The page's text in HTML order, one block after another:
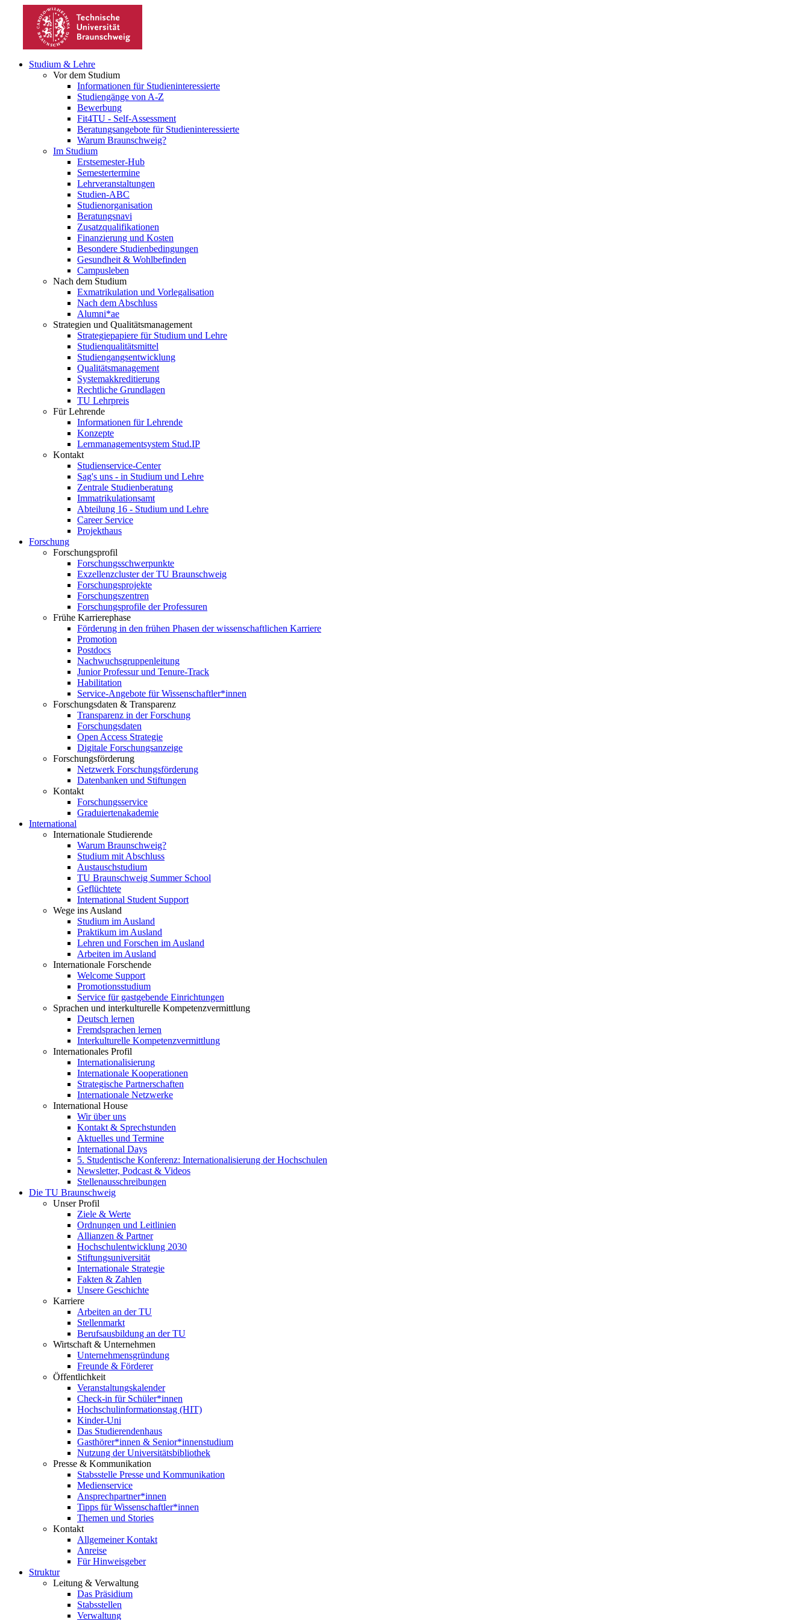
Studium & Lehre
Vor dem Studium
Informationen für Studieninteressierte
Studiengänge von A-Z
Bewerbung
Fit4TU - Self-Assessment
Beratungsangebote für Studieninteressierte
Warum Braunschweig?
Im Studium
Erstsemester-Hub
Semestertermine
Lehrveranstaltungen
Studien-ABC
Studienorganisation
Beratungsnavi
Zusatzqualifikationen
Finanzierung und Kosten
Besondere Studienbedingungen
Gesundheit & Wohlbefinden
Campusleben
Nach dem Studium
Exmatrikulation und Vorlegalisation
Nach dem Abschluss
Alumni*ae
Strategien und Qualitätsmanagement
Strategiepapiere für Studium und Lehre
Studienqualitätsmittel
Studiengangsentwicklung
Qualitätsmanagement
Systemakkreditierung
Rechtliche Grundlagen
TU Lehrpreis
Für Lehrende
Informationen für Lehrende
Konzepte
Lernmanagementsystem Stud.IP
Kontakt
Studienservice-Center
Sag's uns - in Studium und Lehre
Zentrale Studienberatung
Immatrikulationsamt
Abteilung 16 - Studium und Lehre
Career Service
Projekthaus
Forschung
Forschungsprofil
Forschungsschwerpunkte
Exzellenzcluster der TU Braunschweig
Forschungsprojekte
Forschungszentren
Forschungsprofile der Professuren
Frühe Karrierephase
Förderung in den frühen Phasen der wissenschaftlichen Karriere
Promotion
Postdocs
Nachwuchsgruppenleitung
Junior Professur und Tenure-Track
Habilitation
Service-Angebote für Wissenschaftler*innen
Forschungsdaten & Transparenz
Transparenz in der Forschung
Forschungsdaten
Open Access Strategie
Digitale Forschungsanzeige
Forschungsförderung
Netzwerk Forschungsförderung
Datenbanken und Stiftungen
Kontakt
Forschungsservice
Graduiertenakademie
International
Internationale Studierende
Warum Braunschweig?
Studium mit Abschluss
Austauschstudium
TU Braunschweig Summer School
Geflüchtete
International Student Support
Wege ins Ausland
Studium im Ausland
Praktikum im Ausland
Lehren und Forschen im Ausland
Arbeiten im Ausland
Internationale Forschende
Welcome Support
Promotionsstudium
Service für gastgebende Einrichtungen
Sprachen und interkulturelle Kompetenzvermittlung
Deutsch lernen
Fremdsprachen lernen
Interkulturelle Kompetenzvermittlung
Internationales Profil
Internationalisierung
Internationale Kooperationen
Strategische Partnerschaften
Internationale Netzwerke
International House
Wir über uns
Kontakt & Sprechstunden
Aktuelles und Termine
International Days
5. Studentische Konferenz: Internationalisierung der Hochschulen
Newsletter, Podcast & Videos
Stellenausschreibungen
Die TU Braunschweig
Unser Profil
Ziele & Werte
Ordnungen und Leitlinien
Allianzen & Partner
Hochschulentwicklung 2030
Stiftungsuniversität
Internationale Strategie
Fakten & Zahlen
Unsere Geschichte
Karriere
Arbeiten an der TU
Stellenmarkt
Berufsausbildung an der TU
Wirtschaft & Unternehmen
Unternehmensgründung
Freunde & Förderer
Öffentlichkeit
Veranstaltungskalender
Check-in für Schüler*innen
Hochschulinformationstag (HIT)
Kinder-Uni
Das Studierendenhaus
Gasthörer*innen & Senior*innenstudium
Nutzung der Universitätsbibliothek
Presse & Kommunikation
Stabsstelle Presse und Kommunikation
Medienservice
Ansprechpartner*innen
Tipps für Wissenschaftler*innen
Themen und Stories
Kontakt
Allgemeiner Kontakt
Anreise
Für Hinweisgeber
Struktur
Leitung & Verwaltung
Das Präsidium
Stabsstellen
Verwaltung